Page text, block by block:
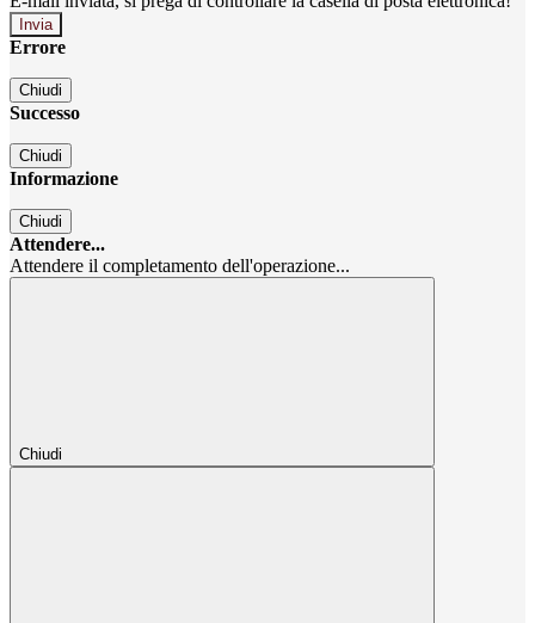
Errore
Chiudi
Successo
Chiudi
Informazione
Chiudi
Attendere...
Attendere il completamento dell'operazione...
Chiudi